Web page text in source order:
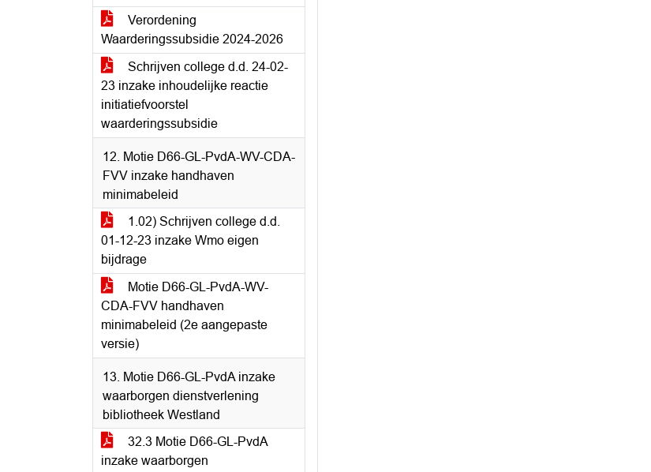
Verordening
Waarderingssubsidie 2024-2026
Schrijven college d.d. 24-02-
23 inzake inhoudelijke reactie
initiatiefvoorstel
waarderingssubsidie
12. Motie D66-GL-PvdA-WV-CDA-
FVV inzake handhaven
minimabeleid
1.02) Schrijven college d.d.
01-12-23 inzake Wmo eigen
bijdrage
Motie D66-GL-PvdA-WV-
CDA-FVV handhaven
minimabeleid (2e aangepaste
versie)
13. Motie D66-GL-PvdA inzake
waarborgen dienstverlening
bibliotheek Westland
32.3 Motie D66-GL-PvdA
inzake waarborgen